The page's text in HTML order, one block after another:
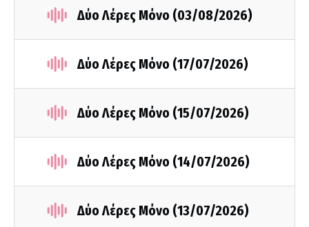
Δύο Λέρες Μόνο (03/08/2026)
Δύο Λέρες Μόνο (17/07/2026)
Δύο Λέρες Μόνο (15/07/2026)
Δύο Λέρες Μόνο (14/07/2026)
Δύο Λέρες Μόνο (13/07/2026)